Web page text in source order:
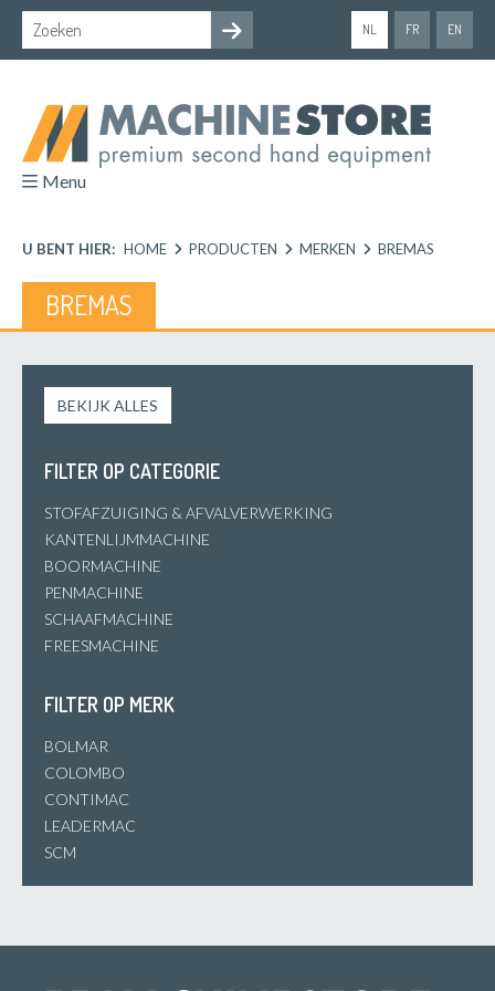
NL FR EN
Menu
U BENT HIER: HOME PRODUCTEN MERKEN BREMAS
BREMAS
BEKIJK ALLES
FILTER OP CATEGORIE
STOFAFZUIGING & AFVALVERWERKING
KANTENLIJMMACHINE
BOORMACHINE
PENMACHINE
SCHAAFMACHINE
FREESMACHINE
FILTER OP MERK
BOLMAR
COLOMBO
CONTIMAC
LEADERMAC
SCM